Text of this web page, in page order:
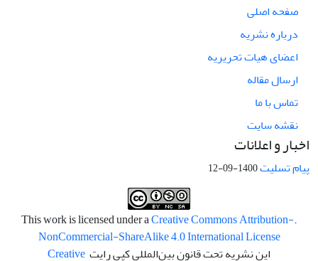
صفحه اصلی
درباره نشریه
اعضای هیات تحریریه
ارسال مقاله
تماس با ما
نقشه سایت
اخبار و اعلانات
پیام تسلیت1400-09-12
.This work is licensed under a
Creative Commons Attribution-
NonCommercial-ShareAlike 4.0 International License
این نشریه تحت قانون بین‌المللی کپی رایت Creative